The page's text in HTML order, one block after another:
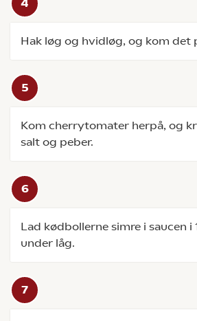
Hak løg og hvidløg, og kom det
Kom cherrytomater herpå, og
salt og peber.
Lad kødbollerne simre i saucen
under låg.